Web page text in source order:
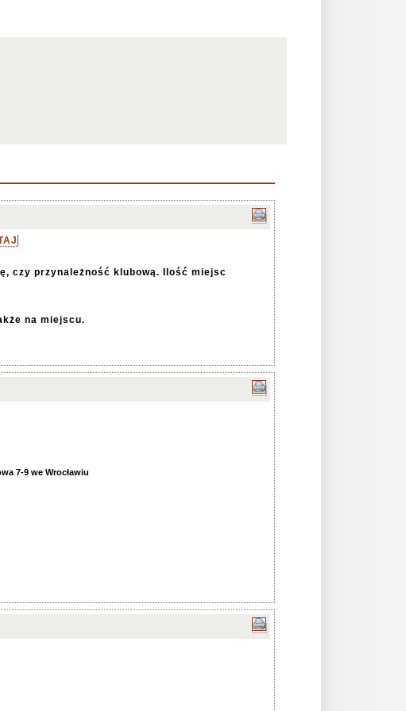
czy przynależność klubową. Ilość miejsc
na miejscu.
7-9 we Wrocławiu